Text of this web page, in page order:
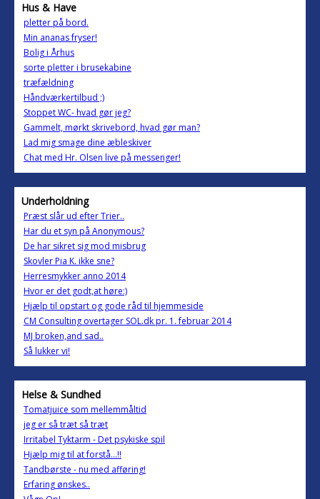
Hus & Have
pletter på bord.
Min ananas fryser!
Bolig i Århus
sorte pletter i brusekabine
træfældning
Håndværkertilbud ;)
Stoppet WC- hvad gør jeg?
Gammelt, mørkt skrivebord, hvad gør man?
Lad mig smage dine æbleskiver
Chat med Hr. Olsen live på messenger!
Underholdning
Præst slår ud efter Trier..
Har du et syn på Anonymous?
De har sikret sig mod misbrug
Skovler Pia K. ikke sne?
Herresmykker anno 2014
Hvor er det godt,at høre:)
Hjælp til opstart og gode råd til hjemmeside
CM Consulting overtager SOL.dk pr. 1. februar 2014
MJ broken,and sad..
Så lukker vi!
Helse & Sundhed
Tomatjuice som mellemmåltid
jeg er så træt så træt
Irritabel Tyktarm - Det psykiske spil
Hjælp mig til at forstå...!!
Tandbørste - nu med afføring!
Erfaring ønskes..